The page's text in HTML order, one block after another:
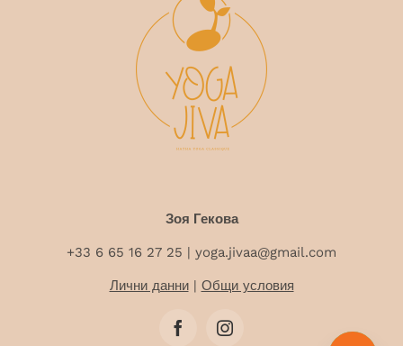
Зоя Гекова
+33 6 65 16 27 25 | yoga.jivaa@gmail.com
Лични данни| Общи условия